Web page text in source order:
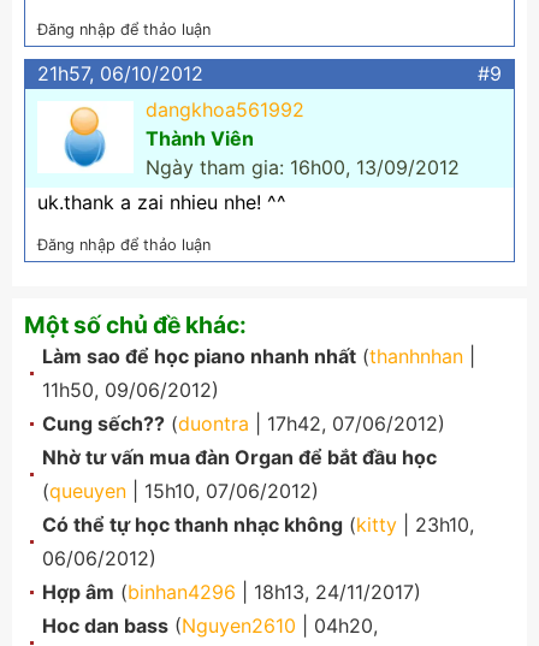
Đăng nhập để thảo luận
21h57, 06/10/2012
#9
dangkhoa561992
Thành Viên
Ngày tham gia: 16h00, 13/09/2012
uk.thank a zai nhieu nhe! ^^
Đăng nhập để thảo luận
Một số chủ đề khác:
Làm sao để học piano nhanh nhất (thanhnhan
11h50, 09/06/2012)
Cung sếch?? (duontra | 17h42, 07/06/2012)
Nhờ tư vấn mua đàn Organ để bắt đầu học
(queuyen | 15h10, 07/06/2012)
Có thể tự học thanh nhạc không (kitty | 23h10,
06/06/2012)
Hợp âm (binhan4296 | 18h13, 24/11/2017)
Hoc dan bass (Nguyen2610 | 04h20,